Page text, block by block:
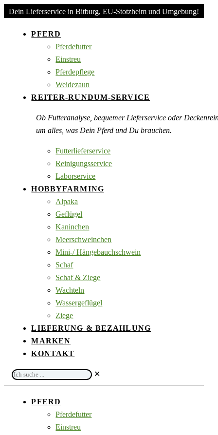
Dein Lieferservice in Bitburg, EU-Stotzheim und Umgebung!
PFERD
Pferdefutter
Einstreu
Pferdepflege
Weidezaun
REITER-RUNDUM-SERVICE
Ob Futteranalyse, bequemer Lieferservice oder
um alles, was Dein Pferd und Du brauchen.
Futterlieferservice
Reinigungsservice
Laborservice
HOBBYFARMING
Alpaka
Geflügel
Kaninchen
Meerschweinchen
Mini-/ Hängebauchschwein
Schaf
Schaf & Ziege
Wachteln
Wassergeflügel
Ziege
LIEFERUNG & BEZAHLUNG
MARKEN
KONTAKT
Ich
suche
✕
PFERD
Pferdefutter
Einstreu